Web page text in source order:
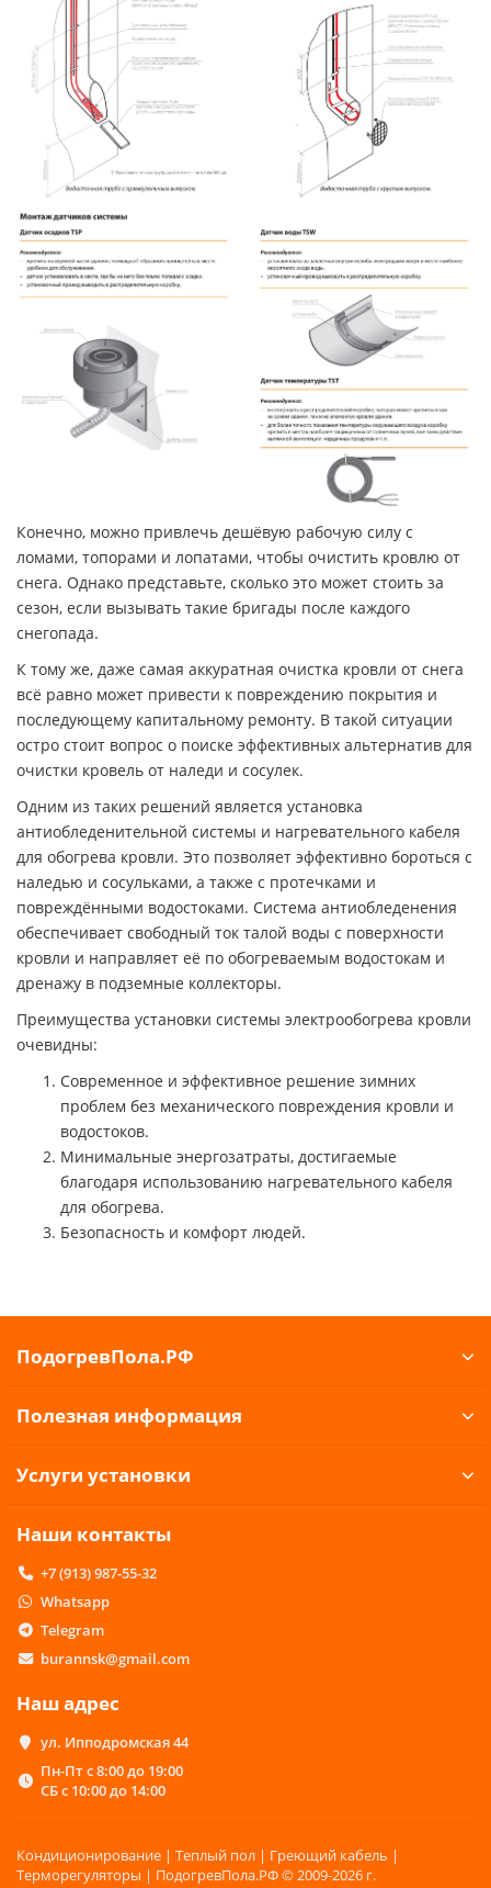
Конечно, можно привлечь дешёвую рабочую силу с
ломами, топорами и лопатами, чтобы очистить кровлю от
снега. Однако представьте, сколько это может стоить за
сезон, если вызывать такие бригады после каждого
снегопада.
К тому же, даже самая аккуратная очистка кровли от снега
всё равно может привести к повреждению покрытия и
последующему капитальному ремонту. В такой ситуации
остро стоит вопрос о поиске эффективных альтернатив для
очистки кровель от наледи и сосулек.
Одним из таких решений является установка
антиобледенительной системы и нагревательного кабеля
для обогрева кровли. Это позволяет эффективно бороться с
наледью и сосульками, а также с протечками и
повреждёнными водостоками. Система антиобледенения
обеспечивает свободный ток талой воды с поверхности
кровли и направляет её по обогреваемым водостокам и
дренажу в подземные коллекторы.
Преимущества установки системы электрообогрева кровли
очевидны:
Современное и эффективное решение зимних
проблем без механического повреждения кровли и
водостоков.
Минимальные энергозатраты, достигаемые
благодаря использованию нагревательного кабеля
для обогрева.
Безопасность и комфорт людей.
ПодогревПола.РФ
Полезная информация
Услуги установки
Наши контакты
+7 (913) 987-55-32
Whatsapp
Telegram
burannsk@gmail.com
Наш адрес
ул. Ипподромская 44
Пн-Пт с 8:00 до 19:00
СБ с 10:00 до 14:00
Кондиционирование | Теплый пол | Греющий кабель |
Терморегуляторы | ПодогревПола.РФ © 2009-2026 г.